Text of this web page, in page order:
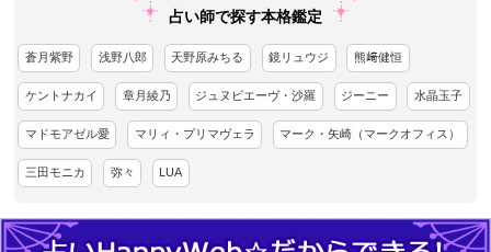
占い師で探す本格鑑定
蒼月紫野 浅野八郎 天野原みちる 鏡リュウジ 熊﨑健恒
ケントナカイ 章月綾乃 ジュヌビエーヴ・沙羅 ジーニー 水晶玉子
マドモアゼル愛 マリィ・プリマヴェラ マーク・矢崎（マークオフィス）
三田モニカ 弥々 LUA